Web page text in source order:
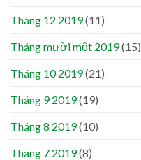
Tháng 12 2019(11)
Tháng mười một 2019(15)
Tháng 10 2019(21)
Tháng 9 2019(19)
Tháng 8 2019(10)
Tháng 7 2019(8)